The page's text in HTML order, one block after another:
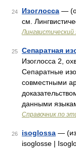
24 Изоглосса —
см.
Лингвистический
25 Сепаратная
Изоглосса 2,
Сепаратные
совместными
данными
Справочник по
26 isoglossa —
isoglosse |